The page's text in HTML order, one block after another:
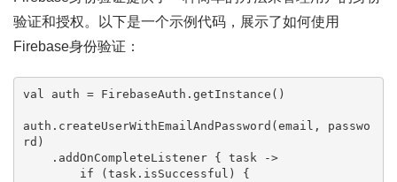
验证和授权。以下是一个示例代码，展示了如何使用
Firebase身份验证：
val auth = FirebaseAuth.getInstance()
auth.createUserWithEmailAndPassword(email, passwo
rd)
if (task.isSuccessful) {